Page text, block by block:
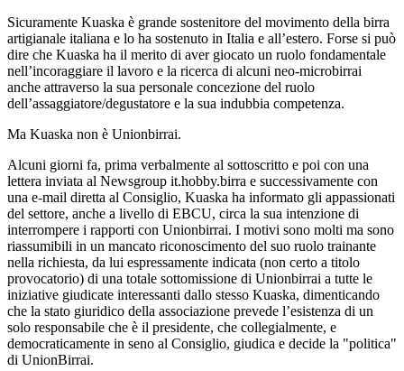
Sicuramente Kuaska è grande sostenitore del movimento della birra
artigianale italiana e lo ha sostenuto in Italia e all’estero. Forse si può
dire che Kuaska ha il merito di aver giocato un ruolo fondamentale
nell’incoraggiare il lavoro e la ricerca di alcuni neo-microbirrai
anche attraverso la sua personale concezione del ruolo
dell’assaggiatore/degustatore e la sua indubbia competenza.
Ma Kuaska non è Unionbirrai.
Alcuni giorni fa, prima verbalmente al sottoscritto e poi con una
lettera inviata al Newsgroup it.hobby.birra e successivamente con
una e-mail diretta al Consiglio, Kuaska ha informato gli appassionati
del settore, anche a livello di EBCU, circa la sua intenzione di
interrompere i rapporti con Unionbirrai. I motivi sono molti ma sono
riassumibili in un mancato riconoscimento del suo ruolo trainante
nella richiesta, da lui espressamente indicata (non certo a titolo
provocatorio) di una totale sottomissione di Unionbirrai a tutte le
iniziative giudicate interessanti dallo stesso Kuaska, dimenticando
che la stato giuridico della associazione prevede l’esistenza di un
solo responsabile che è il presidente, che collegialmente, e
democraticamente in seno al Consiglio, giudica e decide la "politica"
di UnionBirrai.